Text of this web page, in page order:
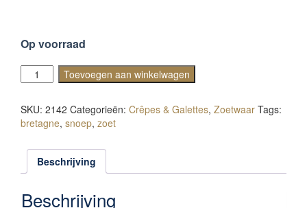
Op voorraad
LES
NOUNOURS
et
Chocolat
Toevoegen aan winkelwagen
SKU: 2142 Categorieën: Crêpes & Galettes, Zoetwaar Tags:
bretagne, snoep, zoet
Beschrijving
Beschrijving